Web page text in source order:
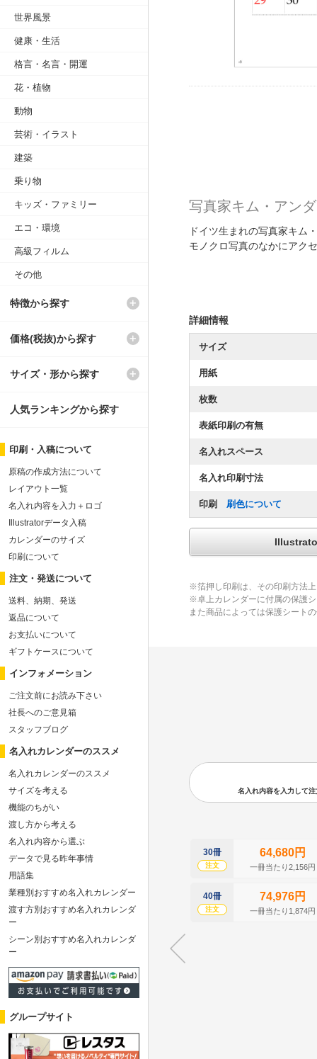
写真家キム・アン
ドイツ生まれの写真家キム
モノクロ写真のなかにアク
詳細情報
サイズ
用紙
枚数
表紙印刷の有無
名入れスペース
名入れ印刷寸法
印刷 刷色について
※箔押し印刷は、その印刷方法
※卓上カレンダーに付属の保護
また商品によっては保護シート
名入れ内容を入力して
30冊
注文
64,680円
一冊当たり2,156円
40冊
注文
74,976円
一冊当たり1,874円
世界風景
健康・生活
格言・名言・開運
花・植物
動物
芸術・イラスト
建築
乗り物
キッズ・ファミリー
エコ・環境
高級フィルム
その他
特徴から探す
価格(税抜)から探す
サイズ・形から探す
人気ランキングから探す
印刷・入稿について
原稿の作成方法について
レイアウト一覧
名入れ内容を入力＋ロゴ
Illustratorデータ入稿
カレンダーのサイズ
印刷について
注文・発送について
送料、納期、発送
返品について
お支払いについて
ギフトケースについて
インフォメーション
ご注文前にお読み下さい
社長へのご意見箱
スタッフブログ
名入れカレンダーのススメ
名入れカレンダーのススメ
サイズを考える
機能のちがい
渡し方から考える
名入れ内容から選ぶ
データで見る昨年事情
用語集
業種別おすすめ名入れカレンダー
渡す方別おすすめ名入れカレンダ
ー
シーン別おすすめ名入れカレンダ
ー
グループサイト